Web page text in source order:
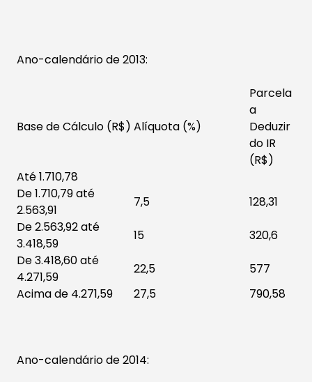
Ano-calendário de 2013:​
Base de Cálculo (R$) Alíquota (%)
Parcela
a
Deduzir
do IR
(R$)
Até 1.710,78
De 1.710,79 até
2.563,91
7,5
128,31
De 2.563,92 até
3.418,59
15
320,6
De 3.418,60 até
4.271,59
22,5
577
Acima de 4.271,59
27,5 790,58
Ano-calendário de 2014: